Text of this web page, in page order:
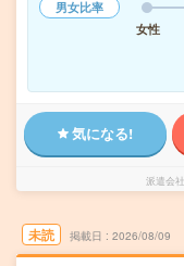
男女比率
女性
気になる!
派遣会社
未読 掲載日 2026/08/09